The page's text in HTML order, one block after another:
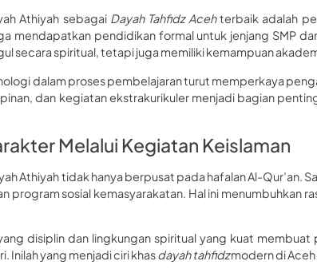
Athiyah sebagai Dayah Tahfidz Acehterbaik adalah
mendapatkan pendidikan formal untuk jenjang SMP
secara spiritual, tetapi juga memiliki kemampuan
dalam proses pembelajaran turut memperkaya
dan kegiatan ekstrakurikuler menjadi bagian
Melalui Kegiatan Keislaman
Athiyah tidak hanya berpusat pada hafalan Al-Qur’an.
program sosial kemasyarakatan. Hal ini menumbuhkan
disiplin dan lingkungan spiritual yang kuat
Inilah yang menjadi ciri khasdayah tahfidzmodern di Aceh